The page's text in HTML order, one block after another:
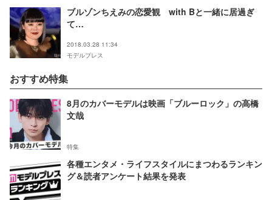
ブルゾンちえみの恋愛観 with Bと一緒に居過ぎ
て…
2018.03.28 11:34
モデルプレス
おすすめ特集
8月のカバーモデルは映画「ブルーロック」の高橋
文哉
特集
各種エンタメ・ライフスタイルにまつわるランキン
グ＆読者アンケート結果を発表